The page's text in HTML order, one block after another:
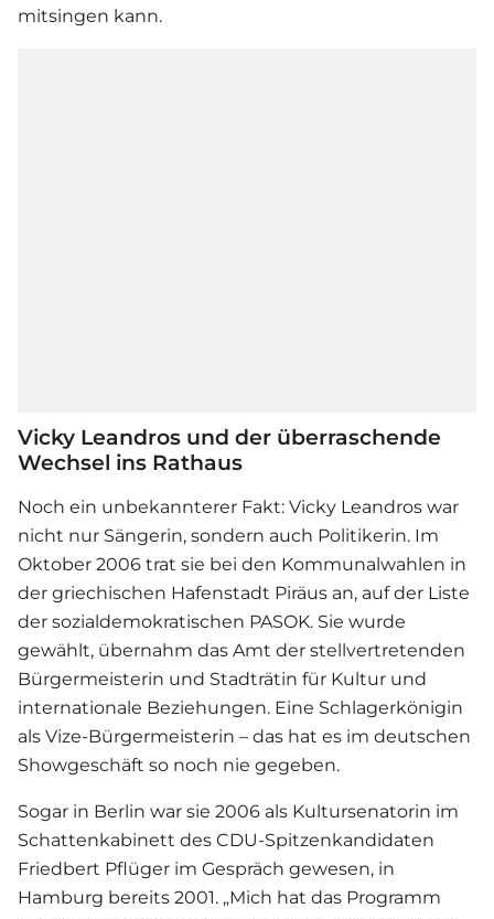
mitsingen kann.
Vicky Leandros und der überraschende
Wechsel ins Rathaus
Noch ein unbekannterer Fakt: Vicky Leandros war
nicht nur Sängerin, sondern auch Politikerin. Im
Oktober 2006 trat sie bei den Kommunalwahlen in
der griechischen Hafenstadt Piräus an, auf der Liste
der sozialdemokratischen PASOK. Sie wurde
gewählt, übernahm das Amt der stellvertretenden
Bürgermeisterin und Stadträtin für Kultur und
internationale Beziehungen. Eine Schlagerkönigin
als Vize-Bürgermeisterin – das hat es im deutschen
Showgeschäft so noch nie gegeben.
Sogar in Berlin war sie 2006 als Kultursenatorin im
Schattenkabinett des CDU-Spitzenkandidaten
Friedbert Pflüger im Gespräch gewesen, in
Hamburg bereits 2001. „Mich hat das Programm